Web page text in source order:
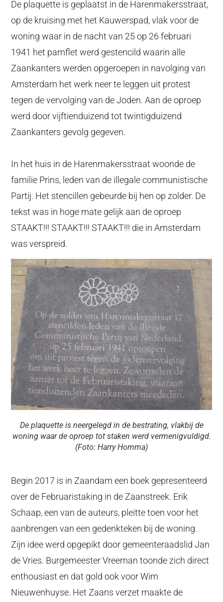
De plaquette is geplaatst in de Harenmakersstraat,
op de kruising met het Kauwerspad, vlak voor de
woning waar in de nacht van 25 op 26 februari
1941 het pamflet werd gestencild waarin alle
Zaankanters werden opgeroepen in navolging van
Amsterdam het werk neer te leggen uit protest
tegen de vervolging van de Joden. Aan de oproep
werd door vijftienduizend tot twintigduizend
Zaankanters gevolg gegeven.
In het huis in de Harenmakersstraat woonde de
familie Prins, leden van de illegale communistische
Partij. Het stencillen gebeurde bij hen op zolder. De
tekst was in hoge mate gelijk aan de oproep
STAAKT!!! STAAKT!!! STAAKT!!! die in Amsterdam
was verspreid.
De plaquette is neergelegd in de bestrating, vlakbij de
woning waar de oproep tot staken werd vermenigvuldigd.
(Foto: Harry Homma)
Begin 2017 is in Zaandam een boek gepresenteerd
over de Februaristaking in de Zaanstreek. Erik
Schaap, een van de auteurs, pleitte toen voor het
aanbrengen van een gedenkteken bij de woning.
Zijn idee werd opgepikt door gemeenteraadslid Jan
de Vries. Burgemeester Vreeman toonde zich direct
enthousiast en dat gold ook voor Wim
Nieuwenhuyse. Het Zaans verzet maakte de